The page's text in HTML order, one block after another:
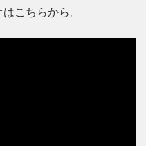
こちらから。